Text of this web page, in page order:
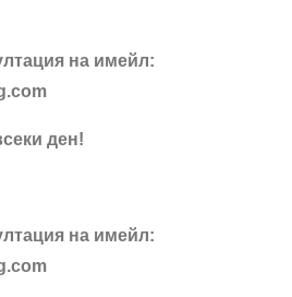
на имейл:
ден!
на имейл: